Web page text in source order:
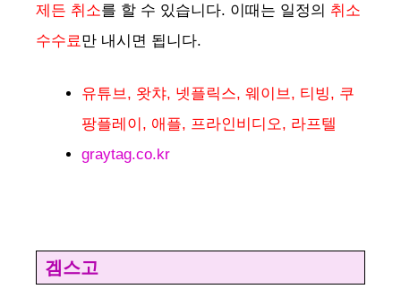
제든 취소를 할 수 있습니다. 이때는 일정의 취소
수수료만 내시면 됩니다.
유튜브, 왓챠, 넷플릭스, 웨이브, 티빙, 쿠
팡플레이, 애플, 프라인비디오, 라프텔
graytag.co.kr
겜스고